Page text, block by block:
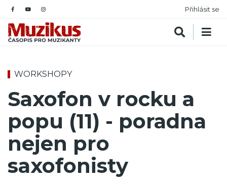
Přihlásit se
WORKSHOPY
Saxofon v rocku a
popu (11) - poradna
nejen pro
saxofonisty